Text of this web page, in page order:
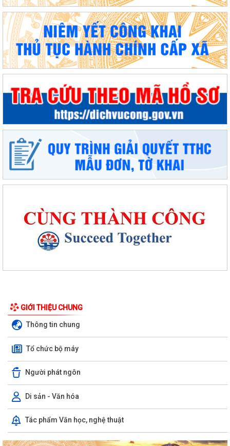
GIỚI THIỆU CHUNG
Thông tin chung
Tổ chức bộ máy
Người phát ngôn
Di sản - Văn hóa
Tác phẩm Văn học, nghệ thuật
Phường An Dương tổ chức bồi dưỡng, tập huấn lý luận chính trị hè
năm 2026 cho đội ngũ cán bộ quản...
PHƯỜNG AN DƯƠNG TRIỂN KHAI QUYẾT LIỆT CHIẾN DỊCH 90 NGÀY
LÀM SẠCH, LÀM GIÀU, CHUẨN HÓA DỮ LIỆU...